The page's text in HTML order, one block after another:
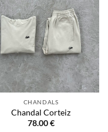
variantes.
Las
opciones
se
pueden
elegir
en
la
página
de
CHANDALS
Chandal Corteiz
78.00€